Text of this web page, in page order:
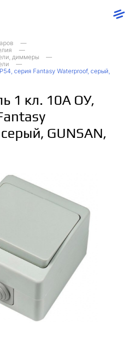
диммеры
серия Fantasy Waterproof, серый,
1 кл. 10А ОУ,
GUNSAN,